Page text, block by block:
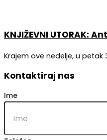
KNJIŽEVNI UTORAK:
Krajem ove nedelje, u petak
Kontaktiraj nas
Ime